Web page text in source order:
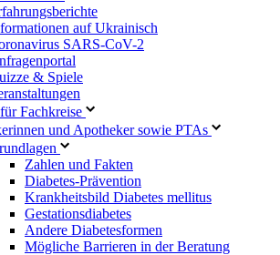
auf Ukrainisch
SARS-CoV-2
& Spiele
Fachkreise
und Apotheker sowie PTAs
Zahlen und Fakten
Diabetes-Prävention
Krankheitsbild Diabetes mellitus
Gestationsdiabetes
Andere Diabetesformen
Mögliche Barrieren in der Beratung